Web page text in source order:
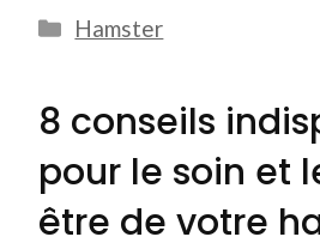
Catégories
Hamster
8 conseils
pour le soin et
être de votre